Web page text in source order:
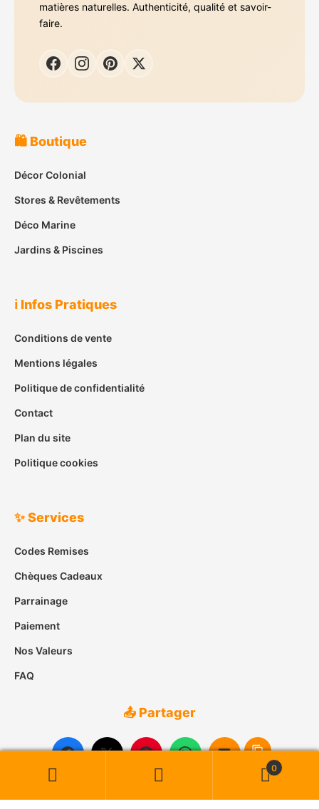
matières naturelles. Authenticité, qualité et savoir-
faire.
🛍️ Boutique
Décor Colonial
Stores & Revêtements
Déco Marine
Jardins & Piscines
ℹ️ Infos Pratiques
Conditions de vente
Mentions légales
Politique de confidentialité
Contact
Plan du site
Politique cookies
✨ Services
Codes Remises
Chèques Cadeaux
Parrainage
Paiement
Nos Valeurs
FAQ
📤 Partager
Recherche
pour :
Recherche
0